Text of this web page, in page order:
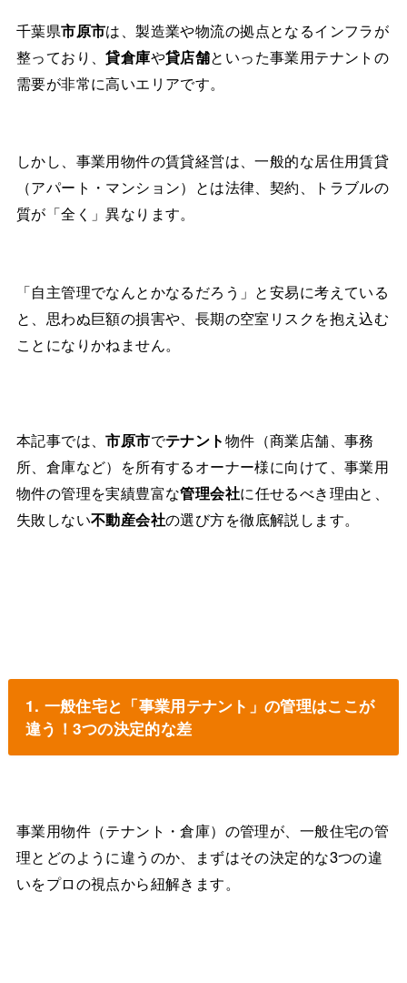
千葉県市原市は、製造業や物流の拠点となるインフラが
整っており、貸倉庫や貸店舗といった事業用テナントの
需要が非常に高いエリアです。
しかし、事業用物件の賃貸経営は、一般的な居住用賃貸
（アパート・マンション）とは法律、契約、トラブルの
質が「全く」異なります。
「自主管理でなんとかなるだろう」と安易に考えている
と、思わぬ巨額の損害や、長期の空室リスクを抱え込む
ことになりかねません。
本記事では、市原市でテナント物件（商業店舗、事務
所、倉庫など）を所有するオーナー様に向けて、事業用
物件の管理を実績豊富な管理会社に任せるべき理由と、
失敗しない不動産会社の選び方を徹底解説します。
1. 一般住宅と「事業用テナント」の管理はここが
違う！3つの決定的な差
事業用物件（テナント・倉庫）の管理が、一般住宅の管
理とどのように違うのか、まずはその決定的な3つの違
いをプロの視点から紐解きます。